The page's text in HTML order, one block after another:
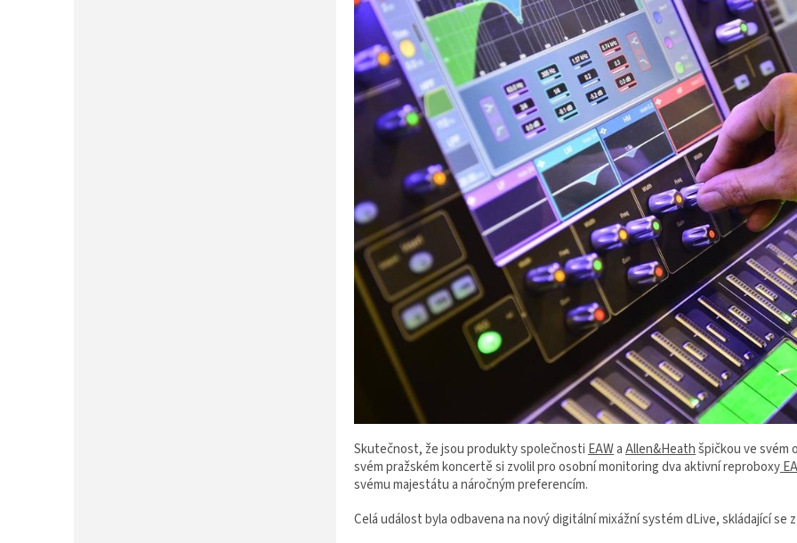
Skutečnost, že jsou produkty společnosti EAWaAllen&Heathšpičkou ve svém
svém pražském koncertě si zvolil pro osobní monitoring dva aktivní reproboxy
svému majestátu a náročným preferencím.
Celá událost byla odbavena na nový digitální mixážní systém dLive, skládající se